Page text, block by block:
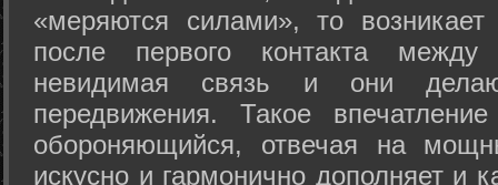
«меряются силами», то возникает
после первого контакта
невидимая связь и они
передвижения. Такое
обороняющийся, отвечая на
искусно и гармонично дополняет и